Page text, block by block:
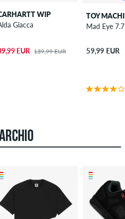
WIP
Giacca
EUR 139,99 EUR
TOY
Mad Eye
59,99 EUR